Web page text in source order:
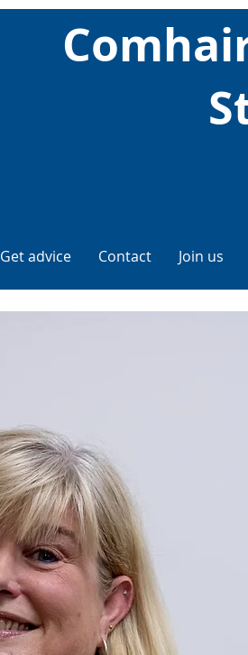
Get advice Contact Join us